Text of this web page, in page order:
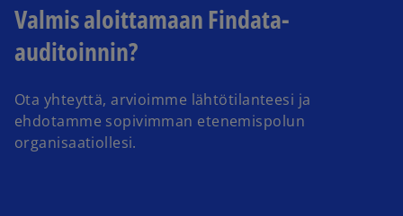
Valmis aloittamaan Findata-
auditoinnin?
Ota yhteyttä, arvioimme lähtötilanteesi ja
ehdotamme sopivimman etenemispolun
organisaatiollesi.